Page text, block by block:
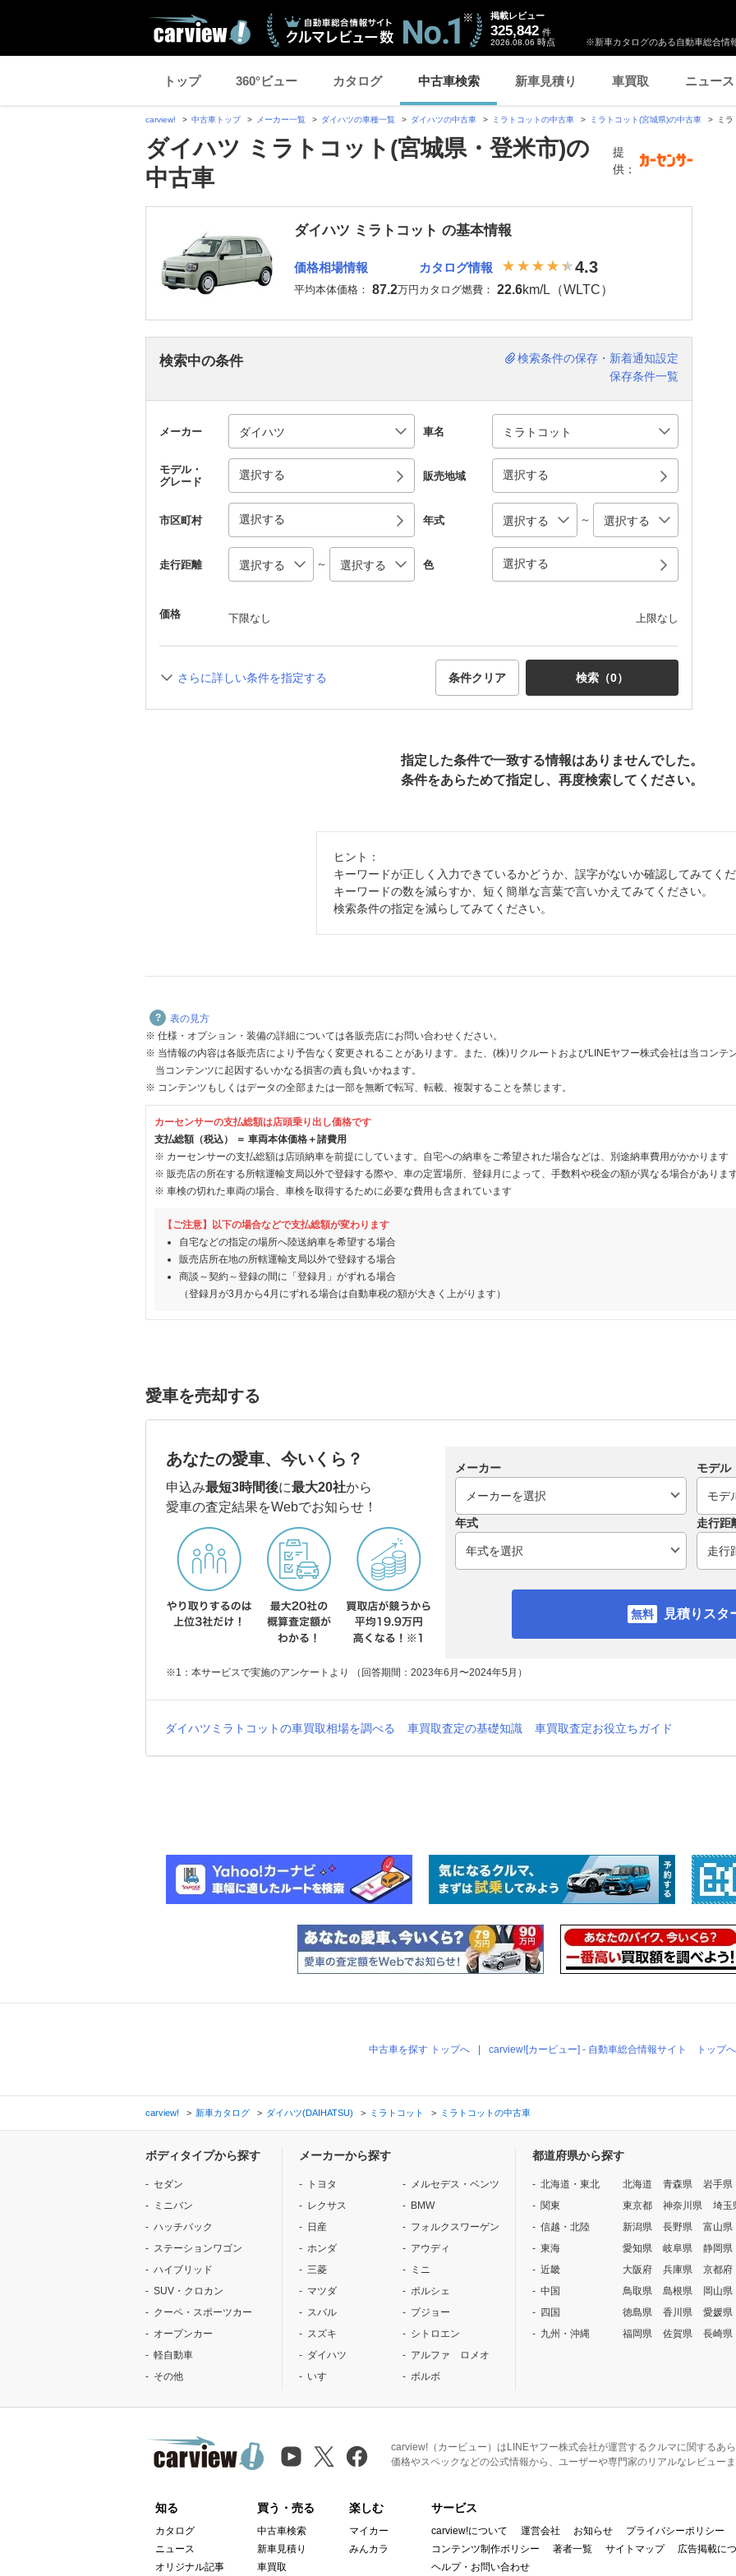
※新車カタログのある自動車総合情
掲載レビュー
325,842 件
2026.08.06 時点
トップ 360°ビュー カタログ 中古車検索 新車見積り 車買取 ニュース
carview! 中古車トップ メーカー一覧 ダイハツの車種一覧 ダイハツの中古車 ミラトコットの中古車 ミラトコット(宮城県)の中古車 ミ
ダイハツ ミラトコット(宮城県・登米市)の
中古車
提
供：
ダイハツ ミラトコット の基本情報
価格相場情報
平均本体価格： 87.2万円
カタログ情報 4.3
カタログ燃費： 22.6km/L（WLTC）
検索中の条件
検索条件の保存・新着通知設定
保存条件一覧
メーカー 車名
モデル・
グレード
選択する 販売地域 選択する
市区町村 選択する 年式 ～
走行距離 ～ 色 選択する
価格 下限なし 上限なし
さらに詳しい条件を指定する 条件クリア 検索（0）
指定した条件で一致する情報はありませんでした。
条件をあらためて指定し、再度検索してください。
ヒント：
キーワードが正しく入力できているかどうか、誤字がないか確認してみてく
キーワードの数を減らすか、短く簡単な言葉で言いかえてみてください。
検索条件の指定を減らしてみてください。
表の見方
仕様・オプション・装備の詳細については各販売店にお問い合わせください。
当情報の内容は各販売店により予告なく変更されることがあります。また、(株)リクルートおよびLINEヤフー株式会社は当コンテ
当コンテンツに起因するいかなる損害の責も負いかねます。
コンテンツもしくはデータの全部または一部を無断で転写、転載、複製することを禁じます。
カーセンサーの支払総額は店頭乗り出し価格です
支払総額（税込） ＝ 車両本体価格＋諸費用
カーセンサーの支払総額は店頭納車を前提にしています。自宅への納車をご希望された場合などは、別途納車費用がかかります
販売店の所在する所轄運輸支局以外で登録する際や、車の定置場所、登録月によって、手数料や税金の額が異なる場合がありま
車検の切れた車両の場合、車検を取得するために必要な費用も含まれています
【ご注意】以下の場合などで支払総額が変わります
自宅などの指定の場所へ陸送納車を希望する場合
販売店所在地の所轄運輸支局以外で登録する場合
商談～契約～登録の間に「登録月」がずれる場合
（登録月が3月から4月にずれる場合は自動車税の額が大きく上がります）
愛車を売却する
あなたの愛車、今いくら？
申込み最短3時間後に最大20社から
愛車の査定結果をWebでお知らせ！
メーカー モデル
年式 走行距
見積りスタ
※1：本サービスで実施のアンケートより （回答期間：2023年6月〜2024年5月）
ダイハツミラトコットの車買取相場を調べる 車買取査定の基礎知識 車買取査定お役立ちガイド
中古車を探す トップへ carview![カービュー] - 自動車総合情報サイト トップへ
carview! 新車カタログ ダイハツ(DAIHATSU) ミラトコット ミラトコットの中古車
ボディタイプから探す
セダン
ミニバン
ハッチバック
ステーションワゴン
ハイブリッド
SUV・クロカン
クーペ・スポーツカー
オープンカー
軽自動車
その他
メーカーから探す
トヨタ
レクサス
日産
ホンダ
三菱
マツダ
スバル
スズキ
ダイハツ
いすゞ
メルセデス・ベンツ
BMW
フォルクスワーゲン
アウディ
ミニ
ポルシェ
プジョー
シトロエン
アルファ ロメオ
ボルボ
都道府県から探す
北海道・東北 北海道 青森県
岩手県
関東
東京都 神奈川県
埼玉
信越・北陸
新潟県 長野県
富山県
東海
愛知県 岐阜県
静岡県
近畿
大阪府 兵庫県
京都府
中国
鳥取県 島根県
岡山県
四国
徳島県 香川県
愛媛県
九州・沖縄
福岡県 佐賀県 長崎県
carview!（カービュー）はLINEヤフー株式会社が運営するクルマに関するあ
価格やスペックなどの公式情報から、ユーザーや専門家のリアルなレビュー
知る
カタログ
ニュース
オリジナル記事
買う・売る
中古車検索
新車見積り
車買取
楽しむ
マイカー
みんカラ
サービス
carview!について 運営会社 お知らせ
プライバシーポリシー
コンテンツ制作ポリシー
著者一覧 サイトマップ
広告掲載に
ヘルプ・お問い合わせ